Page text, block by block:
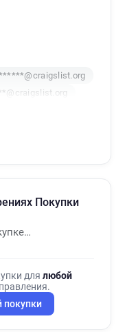
Покупки
для любой
покупки